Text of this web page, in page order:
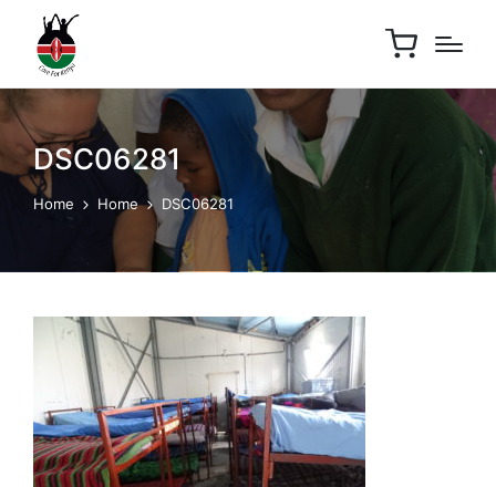
DSC06281
Home Home DSC06281